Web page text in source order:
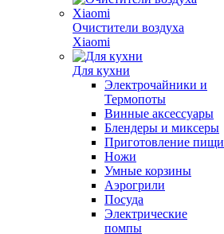
Очистители воздуха
Xiaomi
Для кухни
Электрочайники и
Термопоты
Винные аксессуары
Блендеры и миксеры
Приготовление пищи
Ножи
Умные корзины
Аэрогрили
Посуда
Электрические
помпы